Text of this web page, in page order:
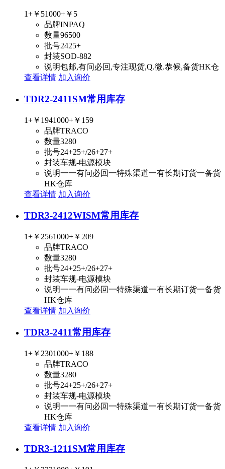
1+ ￥51000+ ￥5
品牌INPAQ
数量96500
批号2425+
封装SOD-882
说明包邮,有问必回,专注现货,Q.微.恭候,备货HK仓
查看详情 加入询价
TDR2-2411SM常用库存
1+ ￥1941000+ ￥159
品牌TRACO
数量3280
批号24+25+/26+27+
封装车规-电源模块
说明一一有问必回一特殊渠道一有长期订货一备货
HK仓库
查看详情 加入询价
TDR3-2412WISM常用库存
1+ ￥2561000+ ￥209
品牌TRACO
数量3280
批号24+25+/26+27+
封装车规-电源模块
说明一一有问必回一特殊渠道一有长期订货一备货
HK仓库
查看详情 加入询价
TDR3-2411常用库存
1+ ￥2301000+ ￥188
品牌TRACO
数量3280
批号24+25+/26+27+
封装车规-电源模块
说明一一有问必回一特殊渠道一有长期订货一备货
HK仓库
查看详情 加入询价
TDR3-1211SM常用库存